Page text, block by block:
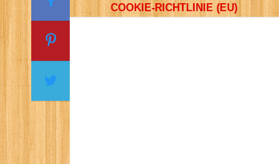
COOKIE-RICHTLINIE (EU)